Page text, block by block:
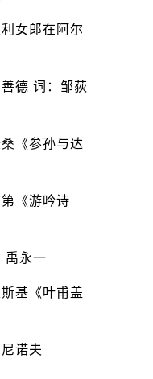
女郎在阿尔
德 词：邹荻
《参孙与达
《游吟诗
永一
基《叶甫盖
诺夫